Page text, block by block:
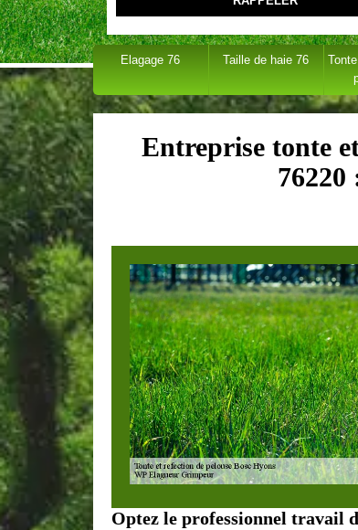
Elagage 76 Taille de haie 76
Entreprise tonte
Optez le professionnel travail